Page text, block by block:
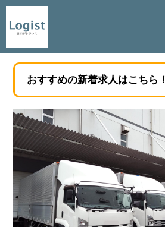
おすすめの新着求人はこちら！